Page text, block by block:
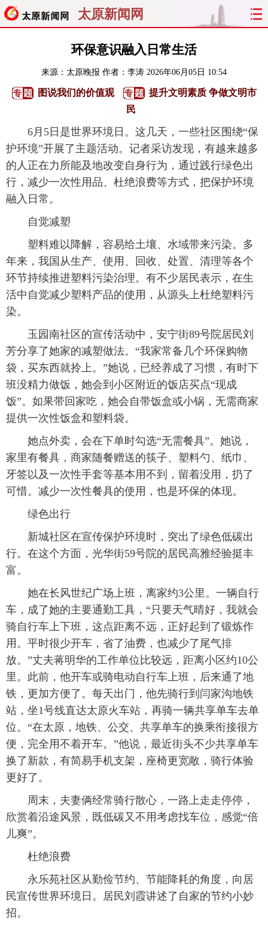
太原新闻网
聚焦 太原
经济 关注 文明 出行
旅游 理财 政务 教育
看天下 晋月读 最太原 网罗民生
太原日报
环保意识融入日常生活
来源： 太原晚报 作者：李涛 2026年06月05日 10:54
图说我们的价值观
提升文明素质 争做文明市
民
6月5日是世界环境日。这几天，一些社区围绕“保
护环境”开展了主题活动。记者采访发现，有越来越多
的人正在力所能及地改变自身行为，通过践行绿色出
行，减少一次性用品、杜绝浪费等方式，把保护环境
融入日常。
自觉减塑
塑料难以降解，容易给土壤、水域带来污染。多
年来，我国从生产、使用、回收、处置、清理等各个
环节持续推进塑料污染治理。有不少居民表示，在生
活中自觉减少塑料产品的使用，从源头上杜绝塑料污
染。
玉园南社区的宣传活动中，安宁街89号院居民刘
芳分享了她家的减塑做法。“我家常备几个环保购物
袋，买东西就拎上。”她说，已经养成了习惯，有时下
班没精力做饭，她会到小区附近的饭店买点“现成
饭”。如果带回家吃，她会自带饭盒或小锅，无需商家
提供一次性饭盒和塑料袋。
她点外卖，会在下单时勾选“无需餐具”。她说，
家里有餐具，商家随餐赠送的筷子、塑料勺、纸巾、
牙签以及一次性手套等基本用不到，留着没用，扔了
可惜。减少一次性餐具的使用，也是环保的体现。
绿色出行
新城社区在宣传保护环境时，突出了绿色低碳出
行。在这个方面，光华街59号院的居民高雅经验挺丰
富。
她在长风世纪广场上班，离家约3公里。一辆自行
车，成了她的主要通勤工具，“只要天气晴好，我就会
骑自行车上下班，这点距离不远，正好起到了锻炼作
用。平时很少开车，省了油费，也减少了尾气排
放。”丈夫蒋明华的工作单位比较远，距离小区约10公
里。此前，他开车或骑电动自行车上班，后来通了地
铁，更加方便了。每天出门，他先骑行到闫家沟地铁
站，坐1号线直达太原火车站，再骑一辆共享单车去单
位。“在太原，地铁、公交、共享单车的换乘衔接很方
便，完全用不着开车。”他说，最近街头不少共享单车
换了新款，有简易手机支架，座椅更宽敞，骑行体验
更好了。
周末，夫妻俩经常骑行散心，一路上走走停停，
欣赏着沿途风景，既低碳又不用考虑找车位，感觉“倍
儿爽”。
杜绝浪费
永乐苑社区从勤俭节约、节能降耗的角度，向居
民宣传世界环境日。居民刘霞讲述了自家的节约小妙
招。